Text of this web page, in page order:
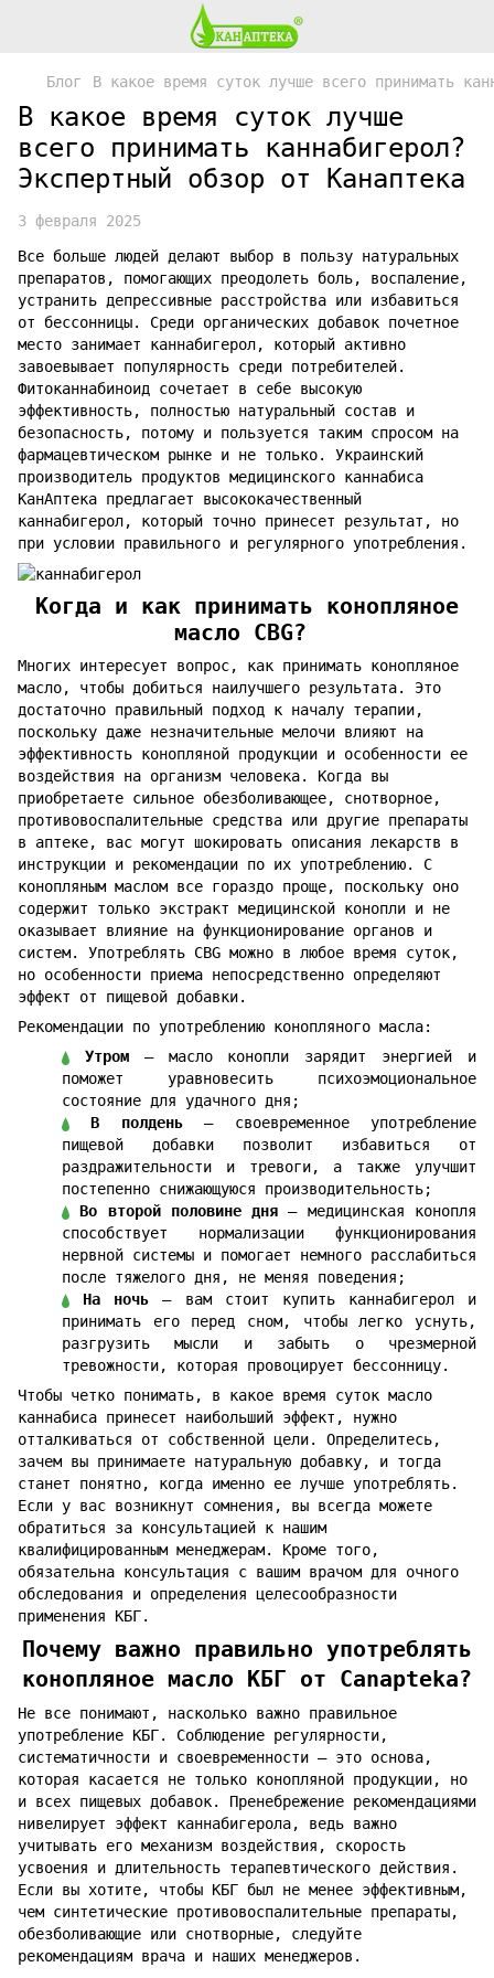
Блог В какое время суток лучше всего принимать
В какое время суток лучше
всего принимать каннабигерол?
Экспертный обзор от Канаптека
3 февраля 2025
Все больше людей делают выбор в пользу натуральных
препаратов, помогающих преодолеть боль, воспаление,
устранить депрессивные расстройства или избавиться
от бессонницы. Среди органических добавок почетное
место занимает каннабигерол, который активно
завоевывает популярность среди потребителей.
Фитоканнабиноид сочетает в себе высокую
эффективность, полностью натуральный состав и
безопасность, потому и пользуется таким спросом на
фармацевтическом рынке и не только. Украинский
производитель продуктов медицинского каннабиса
КанАптека предлагает высококачественный
каннабигерол, который точно принесет результат, но
при условии правильного и регулярного употребления.
Когда и как принимать конопляное
масло CBG?
Многих интересует вопрос, как принимать конопляное
масло, чтобы добиться наилучшего результата. Это
достаточно правильный подход к началу терапии,
поскольку даже незначительные мелочи влияют на
эффективность конопляной продукции и особенности ее
воздействия на организм человека. Когда вы
приобретаете сильное обезболивающее, снотворное,
противовоспалительные средства или другие препараты
в аптеке, вас могут шокировать описания лекарств в
инструкции и рекомендации по их употреблению. С
конопляным маслом все гораздо проще, поскольку оно
содержит только экстракт медицинской конопли и не
оказывает влияние на функционирование органов и
систем. Употреблять CBG можно в любое время суток,
но особенности приема непосредственно определяют
эффект от пищевой добавки.
Рекомендации по употреблению конопляного масла:
Утром– масло конопли зарядит энергией и
поможет уравновесить психоэмоциональное
состояние для удачного дня;
В полдень– своевременное употребление
пищевой добавки позволит избавиться от
раздражительности и тревоги, а также улучшит
постепенно снижающуюся производительность;
Во второй половине дня – медицинская конопля
способствует нормализации функционирования
нервной системы и помогает немного расслабиться
после тяжелого дня, не меняя поведения;
На ночь – вам стоит купить каннабигерол и
принимать его перед сном, чтобы легко уснуть,
разгрузить мысли и забыть о чрезмерной
тревожности, которая провоцирует бессонницу.
Чтобы четко понимать, в какое время суток масло
каннабиса принесет наибольший эффект, нужно
отталкиваться от собственной цели. Определитесь,
зачем вы принимаете натуральную добавку, и тогда
станет понятно, когда именно ее лучше употреблять.
Если у вас возникнут сомнения, вы всегда можете
обратиться за консультацией к нашим
квалифицированным менеджерам. Кроме того,
обязательна консультация с вашим врачом для очного
обследования и определения целесообразности
применения КБГ.
Почему важно правильно употреблять
конопляное масло КБГ от Canapteka?
Не все понимают, насколько важно правильное
употребление КБГ. Соблюдение регулярности,
систематичности и своевременности – это основа,
которая касается не только конопляной продукции, но
и всех пищевых добавок. Пренебрежение рекомендациями
нивелирует эффект каннабигерола, ведь важно
учитывать его механизм воздействия, скорость
усвоения и длительность терапевтического действия.
Если вы хотите, чтобы КБГ был не менее эффективным,
чем синтетические противовоспалительные препараты,
обезболивающие или снотворные, следуйте
рекомендациям врача и наших менеджеров.